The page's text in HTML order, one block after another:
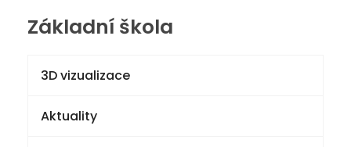
Základní škola
3D vizualizace
Aktuality